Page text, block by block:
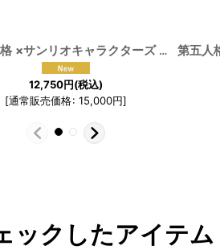
[191226]
第五人格 ×サンリオキャラクターズ マイメロディ 応援団 リリー・バリエル コスプレ衣装Ver.2
12,750円(税込)
[通常販売価格: 15,000円]
ックしたアイテム